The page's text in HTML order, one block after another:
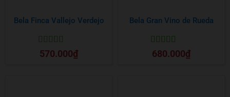
Bela Finca Vallejo Verdejo
Được xếp
hạng55 sao
570.000₫
Bela Gran Vino de Rueda
Được xếp
hạng55 sao
680.000₫